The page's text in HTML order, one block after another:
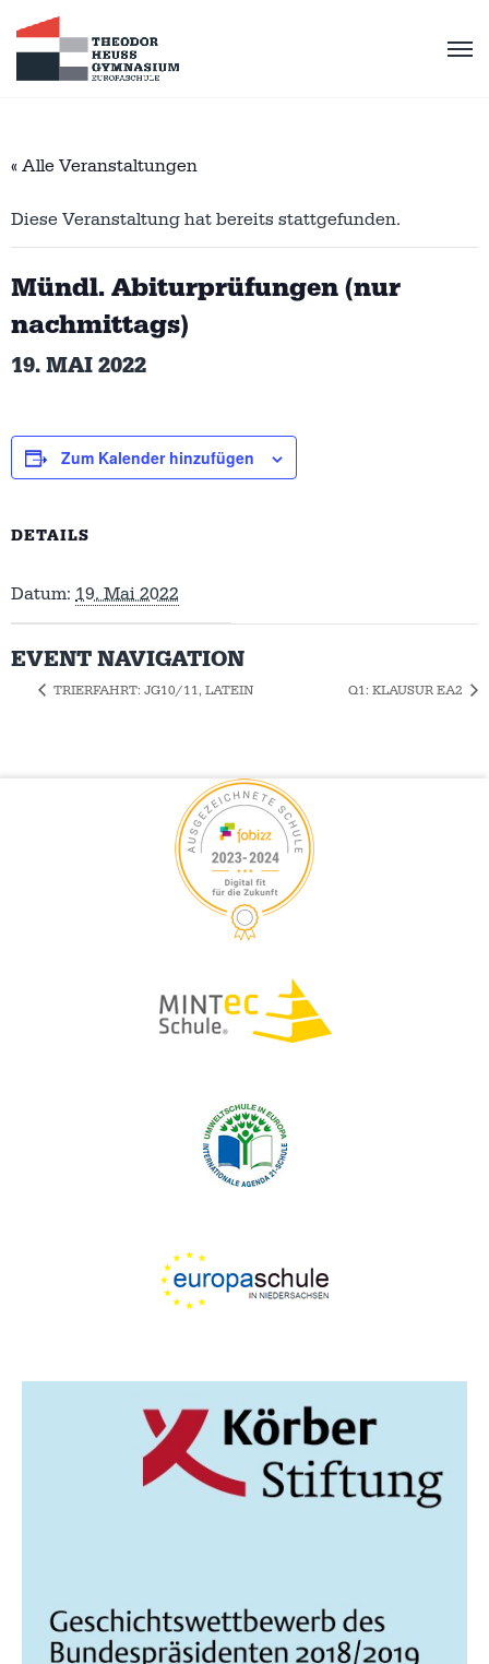
« Alle Veranstaltungen
Diese Veranstaltung hat bereits stattgefunden.
Mündl. Abiturprüfungen (nur
nachmittags)
19. MAI 2022
Zum Kalender hinzufügen
DETAILS
Datum: 19. Mai 2022
EVENT NAVIGATION
TRIERFAHRT: JG10/11, LATEIN Q1: KLAUSUR EA2